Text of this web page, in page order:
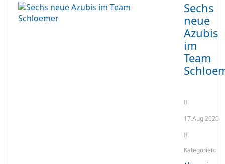
Sechs
neue
Azubis
im
Team
17.Aug.2020
Kategorien: